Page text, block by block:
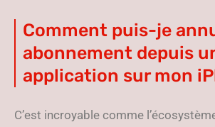
Comment puis-je
abonnement depuis
application sur mon
C’est incroyable comme